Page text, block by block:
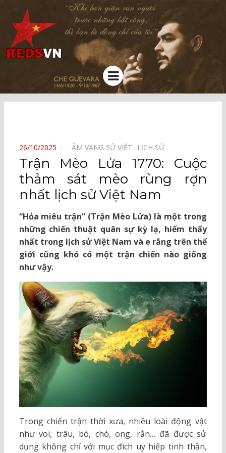
Kênh chia sẻ tri thức cộng đồng
Menu
POSTED
ON
26/10/2025 ÂM VANG SỬ VIỆT⠀ LỊCH SỬ⠀
Trận Mèo Lửa 1770: Cuộc
thảm sát mèo rùng rợn
nhất lịch sử Việt Nam
“Hỏa miêu trận” (Trận Mèo Lửa) là một trong
những chiến thuật quân sự kỳ lạ, hiếm thấy
nhất trong lịch sử Việt Nam và e rằng trên thế
giới cũng khó có một trận chiến nào giống
như vậy.
Trong chiến trận thời xưa, nhiều loài động vật
như voi, trâu, bò, chó, ong, rắn… đã được sử
dụng không chỉ với mục đích uy hiếp tinh thần,